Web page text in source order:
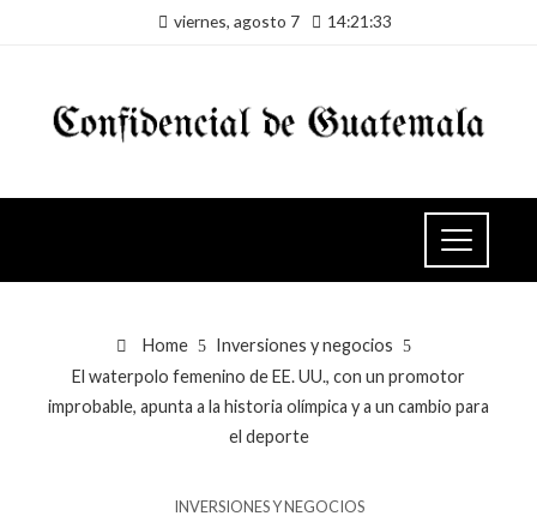
viernes, agosto 7 14:21:33
Home
Inversiones y negocios
El waterpolo femenino de EE. UU., con un promotor
improbable, apunta a la historia olímpica y a un cambio para
el deporte
INVERSIONES Y NEGOCIOS